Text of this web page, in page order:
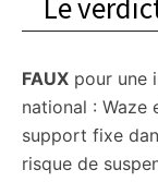
Le
FAUX pour une
national : Waze
support fixe
risque de